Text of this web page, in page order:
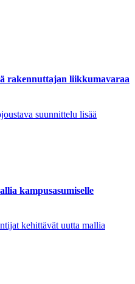
rakennuttajan liikkumavaraa
suunnittelu lisää
kampusasumiselle
kehittävät uutta mallia